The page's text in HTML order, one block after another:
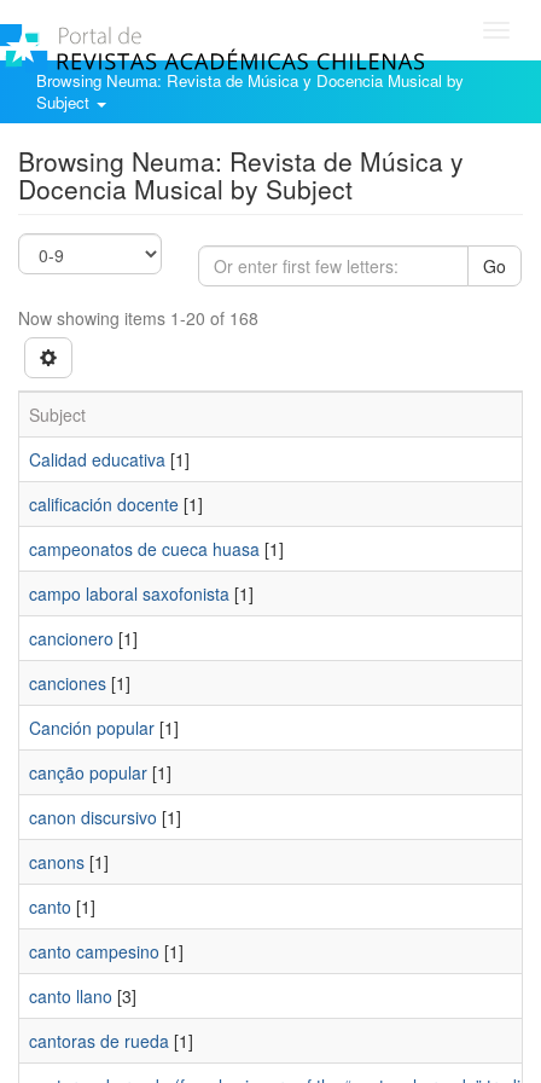
Browsing Neuma: Revista de Música y Docencia Musical by
Subject
Browsing Neuma: Revista de Música y
Docencia Musical by Subject
Go
Now showing items 1-20 of 168
Subject
Calidad educativa [1]
calificación docente [1]
campeonatos de cueca huasa [1]
campo laboral saxofonista [1]
cancionero [1]
canciones [1]
Canción popular [1]
canção popular [1]
canon discursivo [1]
canons [1]
canto [1]
canto campesino [1]
canto llano [3]
cantoras de rueda [1]